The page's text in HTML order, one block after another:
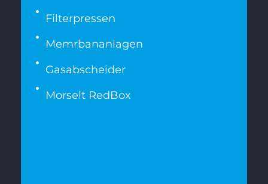
Filterpressen
Memrbananlagen
Gasabscheider
Morselt RedBox